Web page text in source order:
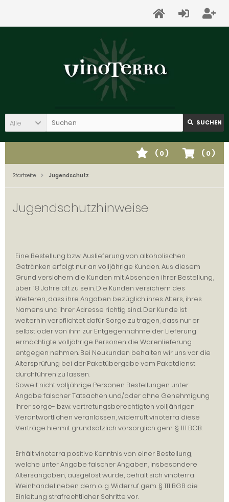
Alle SUCHEN
( 0)
( 0)
Startseite Jugendschutz
Jugendschutzhinweise
Eine Bestellung bzw. Auslieferung von alkoholischen
Getränken erfolgt nur an volljährige Kunden. Aus diesem
Grund versichern die Kunden mit Absenden ihrer Bestellung,
über 18 Jahre alt zu sein. Die Kunden versichern des
Weiteren, dass ihre Angaben bezüglich ihres Alters, ihres
Namens und ihrer Adresse richtig sind. Der Kunde ist
weiterhin verpflichtet dafür Sorge zu tragen, dass nur er
selbst oder von ihm zur Entgegennahme der Lieferung
ermächtigte volljährige Personen die Warenlieferung
entgegen nehmen. Bei Neukunden behalten wir uns vor die
Altersprüfung bei der Paketübergabe vom Paketdienst
durchführen zu lassen.
Soweit nicht volljährige Personen Bestellungen unter
Angabe falscher Tatsachen und/oder ohne Genehmigung
ihrer sorge- bzw. vertretungsberechtigten volljährigen
Verantwortlichen veranlassen, widerruft vinoterra diese
Verträge hiermit grundsätzlich vorsorglich gem. § 111 BGB.
Erhält vinoterra positive Kenntnis von einer Bestellung,
welche unter Angabe falscher Angaben, insbesondere
Altersangaben, ausgelöst wurde, behält sich vinoterra
Weinhandel neben dem o. g. Widerruf gem. § 111 BGB die
Einleitung strafrechtlicher Schritte vor.